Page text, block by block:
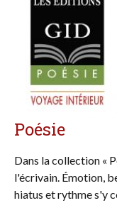
Poésie
Dans la collection «
l'écrivain. Émotion,
hiatus et rythme s'y